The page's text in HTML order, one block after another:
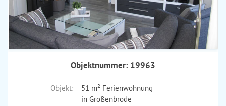
Objektnummer: 19963
Objekt:
51 m² Ferienwohnung
in Großenbrode